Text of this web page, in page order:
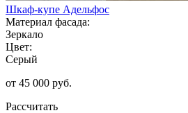
Шкаф-купе Адельфос
Материал фасада:
Зеркало
Цвет:
Серый
от 45 000 руб.
Рассчитать